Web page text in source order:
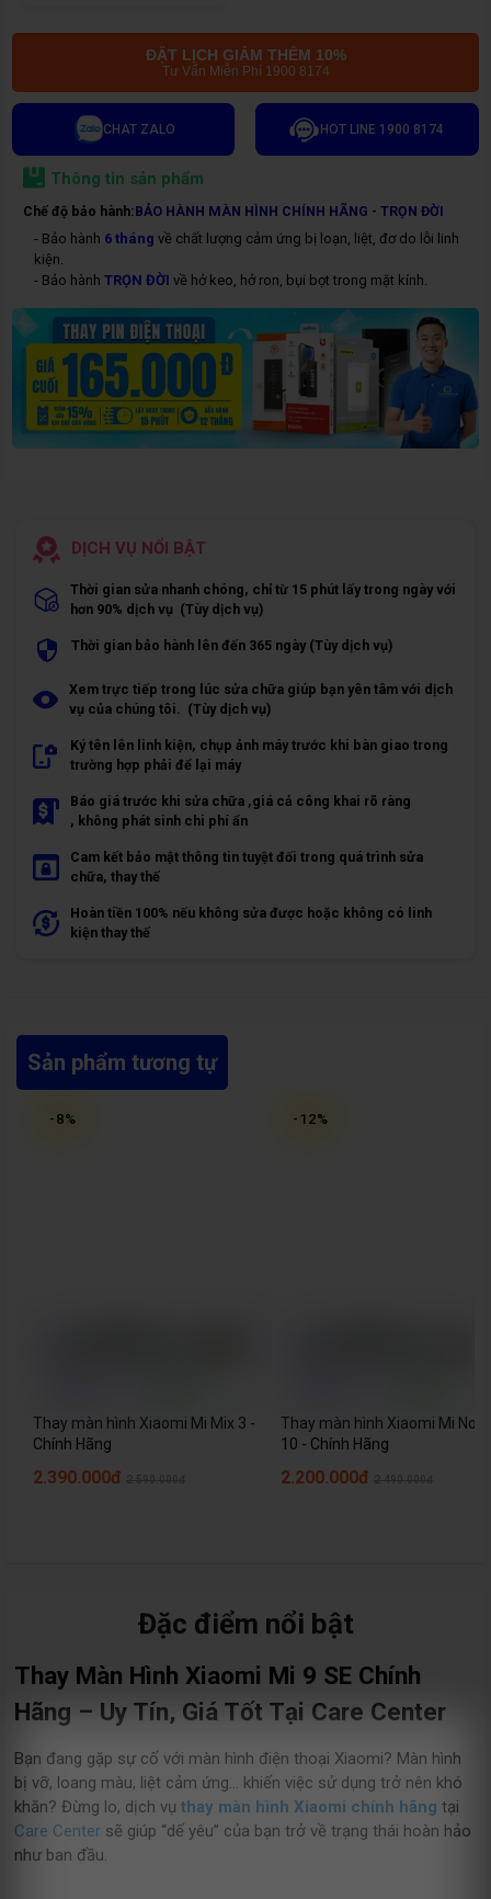
ĐẶT LỊCH GIẢM THÊM 10%
Tư Vấn Miễn Phí 1900 8174
CHAT ZALO HOT LINE 1900 8174
Thông tin sản phẩm
Chế độ bảo hành:BẢO HÀNH MÀN HÌNH CHÍNH HÃNG - TRỌN ĐỜI
- Bảo hành 6 tháng về chất lượng cảm ứng bị loạn, liệt, đơ do lỗi linh
kiện.
- Bảo hành TRỌN ĐỜI về hở keo, hở ron, bụi bọt trong mặt kính.
DỊCH VỤ NỔI BẬT
Thời gian sửa nhanh chóng, chỉ từ 15 phút lấy trong ngày với
hơn 90% dịch vụ (Tùy dịch vụ)
Thời gian bảo hành lên đến 365 ngày (Tùy dịch vụ)
Xem trực tiếp trong lúc sửa chữa giúp bạn yên tâm với dịch
vụ của chúng tôi. (Tùy dịch vụ)
Ký tên lên linh kiện, chụp ảnh máy trước khi bàn giao trong
trường hợp phải để lại máy
Báo giá trước khi sửa chữa ,giá cả công khai rõ ràng
, không phát sinh chi phí ẩn
Cam kết bảo mật thông tin tuyệt đối trong quá trình sửa
chữa, thay thế
Hoàn tiền 100% nếu không sửa được hoặc không có linh
kiện thay thế
Sản phẩm tương tự
- 8%
Thay màn hình Xiaomi Mi Mix 3 -
Chính Hãng
2.390.000đ
- 12%
Thay màn hình Xiaomi Mi Note
10 - Chính Hãng
2.200.000đ
Đặc điểm nổi bật
Thay Màn Hình Xiaomi Mi 9 SE Chính
Hãng – Uy Tín, Giá Tốt Tại Care Center
Bạn đang gặp sự cố với màn hình điện thoại Xiaomi? Màn hình
bị vỡ, loang màu, liệt cảm ứng… khiến việc sử dụng trở nên khó
khăn? Đừng lo, dịch vụ thay màn hình Xiaomi chính hãng tại
Care Center sẽ giúp “dế yêu” của bạn trở về trạng thái hoàn hảo
như ban đầu.